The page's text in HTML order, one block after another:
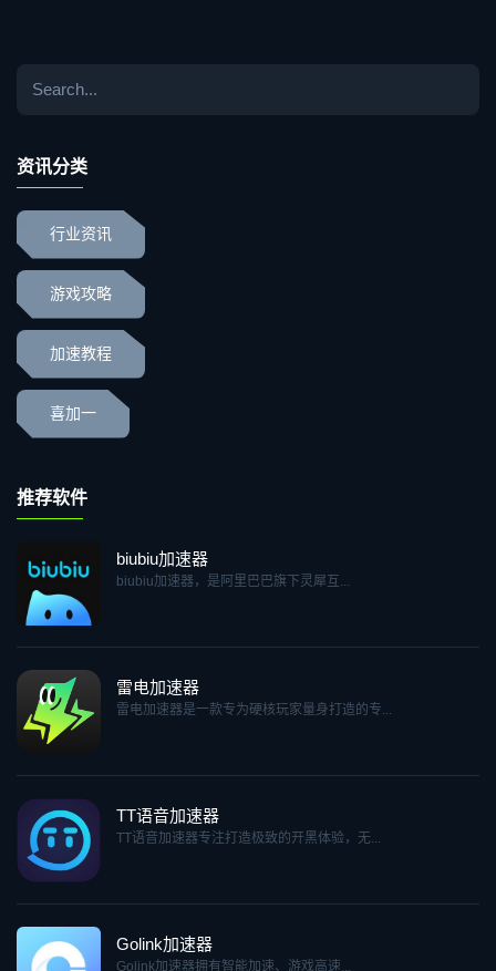
资讯分类
行业资讯
游戏攻略
加速教程
喜加一
推荐软件
biubiu加速器
biubiu加速器，是阿里巴巴旗下灵犀互...
雷电加速器
雷电加速器是一款专为硬核玩家量身打造的专...
TT语音加速器
TT语音加速器专注打造极致的开黑体验，无...
Golink加速器
Golink加速器拥有智能加速、游戏高速...